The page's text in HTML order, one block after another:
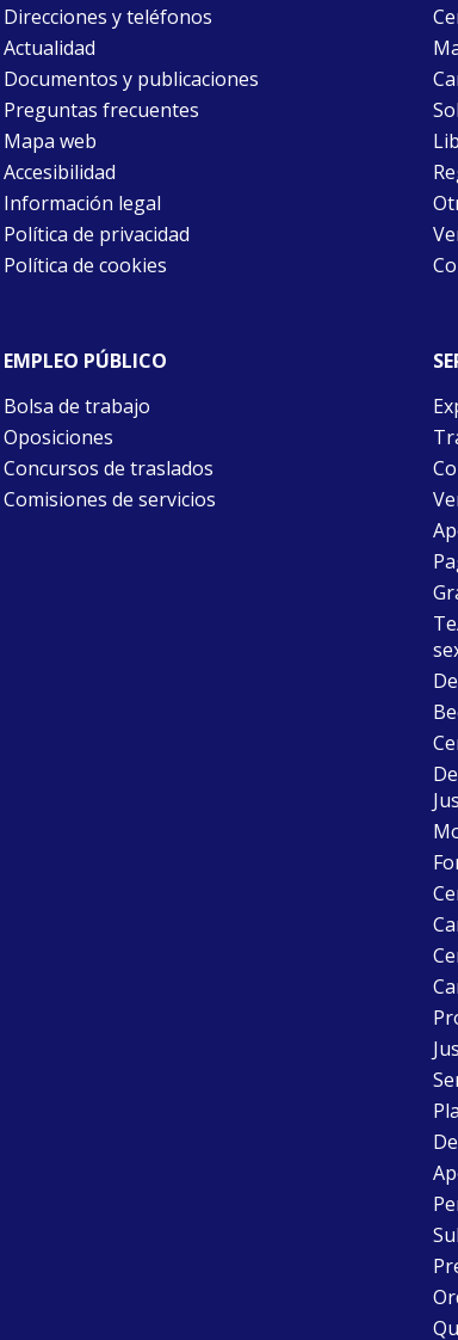
Direcciones y teléfonos
Actualidad
Documentos y publicaciones
Preguntas frecuentes
Mapa web
Accesibilidad
Información legal
Política de privacidad
Política de cookies
EMPLEO PÚBLICO
Bolsa de trabajo
Oposiciones
Concursos de traslados
Comisiones de servicios